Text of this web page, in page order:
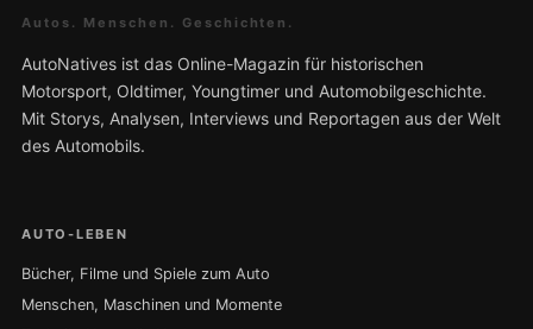
Autos. Menschen. Geschichten.
AutoNatives ist das Online-Magazin für historischen
Motorsport, Oldtimer, Youngtimer und Automobilgeschichte.
Mit Storys, Analysen, Interviews und Reportagen aus der Welt
des Automobils.
AUTO-LEBEN
Bücher, Filme und Spiele zum Auto
Menschen, Maschinen und Momente